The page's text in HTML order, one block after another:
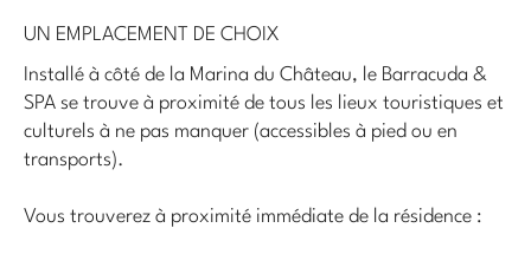
UN EMPLACEMENT DE CHOIX
Installé à côté de la Marina du Château, le Barracuda &
SPA se trouve à proximité de tous les lieux touristiques et
culturels à ne pas manquer (accessibles à pied ou en
transports).
Vous trouverez à proximité immédiate de la résidence :